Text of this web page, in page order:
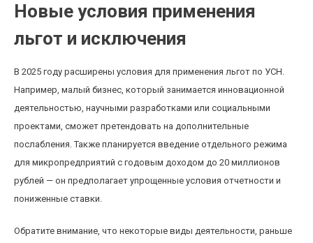
Новые условия применения
льгот и исключения
В 2025 году расширены условия для применения льгот по УСН.
Например, малый бизнес, который занимается инновационной
деятельностью, научными разработками или социальными
проектами, сможет претендовать на дополнительные
послабления. Также планируется введение отдельного режима
для микропредприятий с годовым доходом до 20 миллионов
рублей — он предполагает упрощенные условия отчетности и
пониженные ставки.
Обратите внимание, что некоторые виды деятельности, раньше